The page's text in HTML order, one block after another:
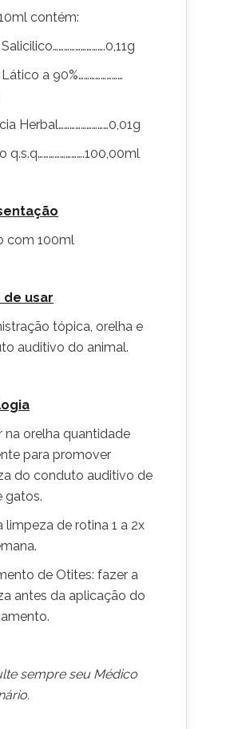
contém:
a 90%……………………
Herbal………………………0,01g
q.s.q…………………….100,00ml
com 100ml
de usar
tópica, orelha e
auditivo do animal.
na orelha quantidade
para promover
do conduto auditivo de
gatos.
limpeza de rotina 1 a 2x
de Otites: fazer a
antes da aplicação do
sempre seu Médico